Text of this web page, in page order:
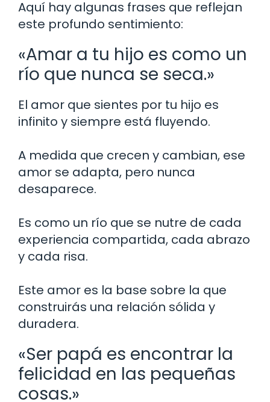
Aquí hay algunas frases que reflejan
este profundo sentimiento:
«Amar a tu hijo es como un
río que nunca se seca.»
El amor que sientes por tu hijo es
infinito y siempre está fluyendo.
A medida que crecen y cambian, ese
amor se adapta, pero nunca
desaparece.
Es como un río que se nutre de cada
experiencia compartida, cada abrazo
y cada risa.
Este amor es la base sobre la que
construirás una relación sólida y
duradera.
«Ser papá es encontrar la
felicidad en las pequeñas
cosas.»